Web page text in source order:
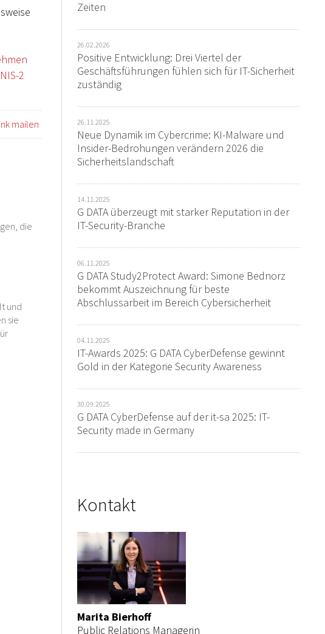
2
mailen
die
und
sie
Zeiten
26.02.2026
Positive Entwicklung: Drei Viertel der
Geschäftsführungen fühlen sich für IT-Sicherheit
zuständig
26.11.2025
Neue Dynamik im Cybercrime: KI-Malware und
Insider-Bedrohungen verändern 2026 die
Sicherheitslandschaft
14.11.2025
G DATA überzeugt mit starker Reputation in der
IT-Security-Branche
06.11.2025
G DATA Study2Protect Award: Simone Bednorz
bekommt Auszeichnung für beste
Abschlussarbeit im Bereich Cybersicherheit
04.11.2025
IT-Awards 2025: G DATA CyberDefense gewinnt
Gold in der Kategorie Security Awareness
30.09.2025
G DATA CyberDefense auf der it-sa 2025: IT-
Security made in Germany
Kontakt
Marita Bierhoff
Public Relations Managerin